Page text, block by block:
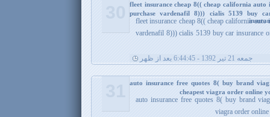
fleet insurance cheap 8(( cheap california auto
purchase vardenafil 8))) cialis 5139 buy
fleet insurance cheap 8(( cheap california auto
vardenafil 8))) cialis 5139 buy car insurance
جمعه 21 تیر 1392 - 6:44:45 بعد از ظهر
auto insurance free quotes 8( buy brand
cheapest viagra order online
auto insurance free quotes 8( buy brand
viagra order